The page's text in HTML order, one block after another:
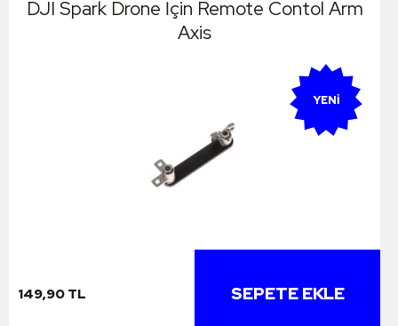
DJI Spark Drone İçin Remote Contol Arm
Axis
YENI
149,90 TL SEPETE EKLE